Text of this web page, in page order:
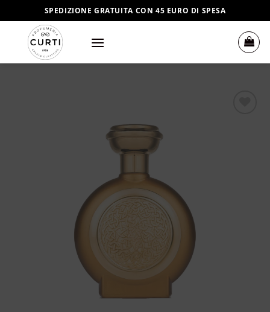
ai
contenuti
SPEDIZIONE GRATUITA CON 45 EURO DI SPESA